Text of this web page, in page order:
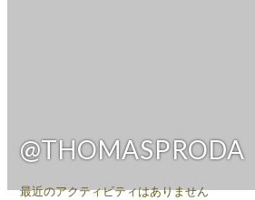
@THOMASPRODA
最近のアクティビティはありません